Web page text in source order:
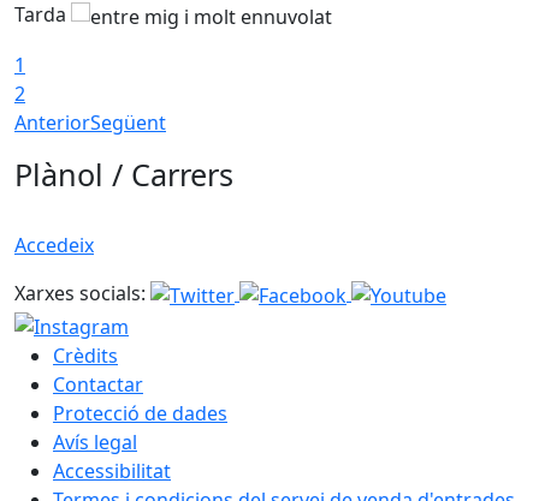
Tarda
1
2
AnteriorSegüent
Plànol / Carrers
Accedeix
Xarxes socials:
Crèdits
Contactar
Protecció de dades
Avís legal
Accessibilitat